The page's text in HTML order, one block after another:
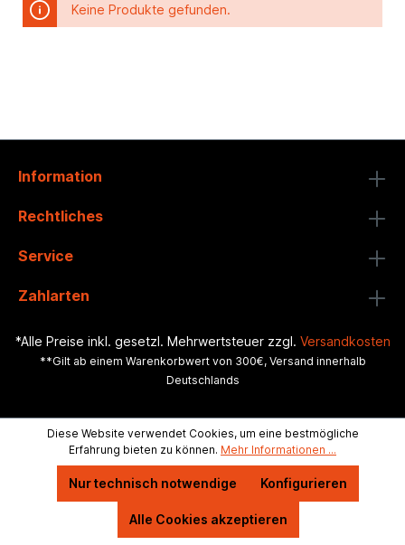
Keine Produkte gefunden.
Information
Rechtliches
Service
Zahlarten
*Alle Preise inkl. gesetzl. Mehrwertsteuer zzgl. Versandkosten
**Gilt ab einem Warenkorbwert von 300€, Versand innerhalb
Deutschlands
Diese Website verwendet Cookies, um eine bestmögliche
Erfahrung bieten zu können. Mehr Informationen ...
Nur technisch notwendige Konfigurieren
Alle Cookies akzeptieren